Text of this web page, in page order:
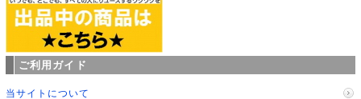
ご利用ガイド
当サイトについて